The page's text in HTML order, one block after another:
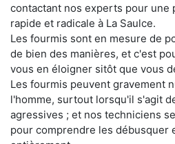
contactant nos experts pour une
rapide et radicale à La Saulce.
Les fourmis sont en mesure de
de bien des manières, et c'est
vous en éloigner sitôt que vous
Les fourmis peuvent gravement
l'homme, surtout lorsqu'il s'agit
agressives ; et nos techniciens
pour comprendre les débusquer